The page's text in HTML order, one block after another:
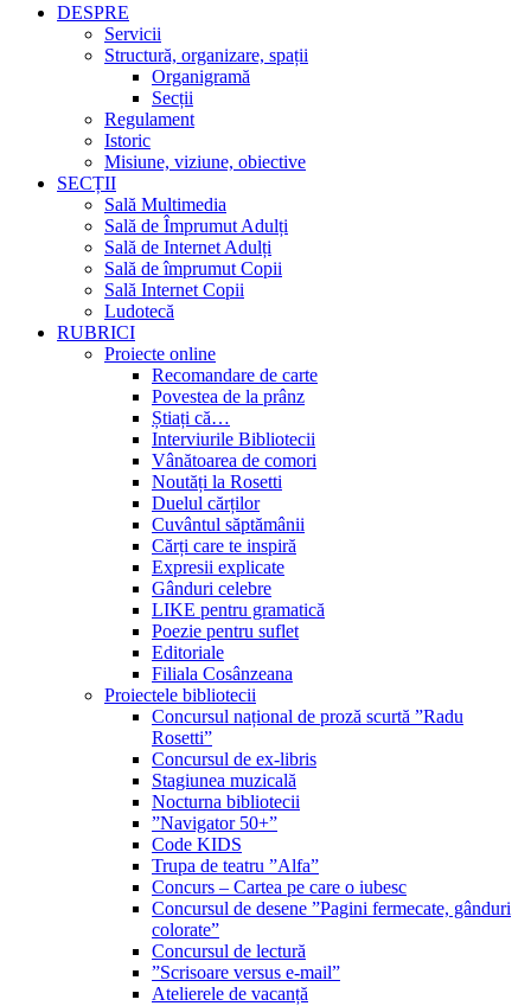
DESPRE
Servicii
Structură, organizare, spații
Organigramă
Secții
Regulament
Istoric
Misiune, viziune, obiective
SECȚII
Sală Multimedia
Sală de Împrumut Adulți
Sală de Internet Adulți
Sală de împrumut Copii
Sală Internet Copii
Ludotecă
RUBRICI
Proiecte online
Recomandare de carte
Povestea de la prânz
Știați că…
Interviurile Bibliotecii
Vânătoarea de comori
Noutăți la Rosetti
Duelul cărților
Cuvântul săptămânii
Cărți care te inspiră
Expresii explicate
Gânduri celebre
LIKE pentru gramatică
Poezie pentru suflet
Editoriale
Filiala Cosânzeana
Proiectele bibliotecii
Concursul național de proză scurtă ”Radu
Rosetti”
Concursul de ex-libris
Stagiunea muzicală
Nocturna bibliotecii
”Navigator 50+”
Code KIDS
Trupa de teatru ”Alfa”
Concurs – Cartea pe care o iubesc
Concursul de desene ”Pagini fermecate, gânduri
colorate”
Concursul de lectură
”Scrisoare versus e-mail”
Atelierele de vacanță